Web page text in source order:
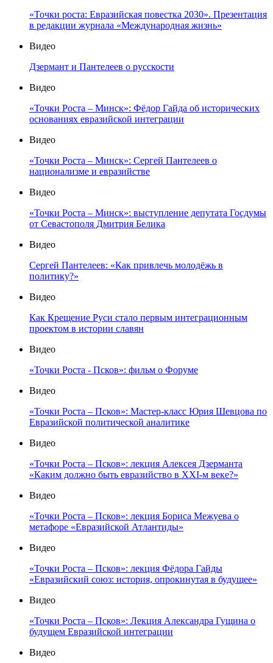
«Точки роста: Евразийская повестка 2030». Презентация
в редакции журнала «Международная жизнь»
Видео
Дзермант и Пантелеев о русскости
Видео
«Точки Роста – Минск»: Фёдор Гайда об исторических
основаниях евразийской интеграции
Видео
«Точки Роста – Минск»: Сергей Пантелеев о
национализме и евразийстве
Видео
«Точки Роста – Минск»: выступление депутата Госдумы
от Севастополя Дмитрия Белика
Видео
Сергей Пантелеев: «Как привлечь молодёжь в
политику?»
Видео
Как Крещение Руси стало первым интеграционным
проектом в истории славян
Видео
«Точки Роста - Псков»: фильм о Форуме
Видео
«Точки Роста – Псков»: Мастер-класс Юрия Шевцова по
Евразийской политической аналитике
Видео
«Точки Роста – Псков»: лекция Алексея Дзерманта
«Каким должно быть евразийство в XXI-м веке?»
Видео
«Точки Роста – Псков»: лекция Бориса Межуева о
метафоре «Евразийской Атлантиды»
Видео
«Точки Роста – Псков»: лекция Фёдора Гайды
«Евразийский союз: история, опрокинутая в будущее»
Видео
«Точки Роста – Псков»: Лекция Александра Гущина о
будущем Евразийской интеграции
Видео